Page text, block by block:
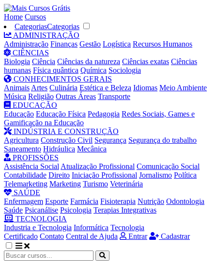
Home Cursos
CategoriasCategorias
ADMINISTRAÇÃO
Administração Finanças Gestão Logística Recursos Humanos
CIÊNCIAS
Biologia Ciência Ciências da natureza Ciências exatas Ciências
humanas Física quântica Química Sociologia
CONHECIMENTOS GERAIS
Animais Artes Culinária Estética e Beleza Idiomas Meio Ambiente
Música Religião Outras Áreas Transporte
EDUCAÇÃO
Educação Educação Física Pedagogia Redes Sociais, Games e
Gamificação na Educação
INDÚSTRIA E CONSTRUÇÃO
Agricultura Construção Civil Segurança Segurança do trabalho
Saneamento Hidráulica Mecânica
PROFISSÕES
Assistência Social Atualização Profissional Comunicação Social
Contabilidade Direito Iniciação Profissional Jornalismo Política
Telemarketing Marketing Turismo Veterinária
SAÚDE
Enfermagem Esporte Farmácia Fisioterapia Nutrição Odontologia
Saúde Psicanálise Psicologia Terapias Integrativas
TECNOLOGIA
Industria e Tecnologia Informática Tecnologia
Certificado Contato Central de Ajuda Entrar Cadastrar